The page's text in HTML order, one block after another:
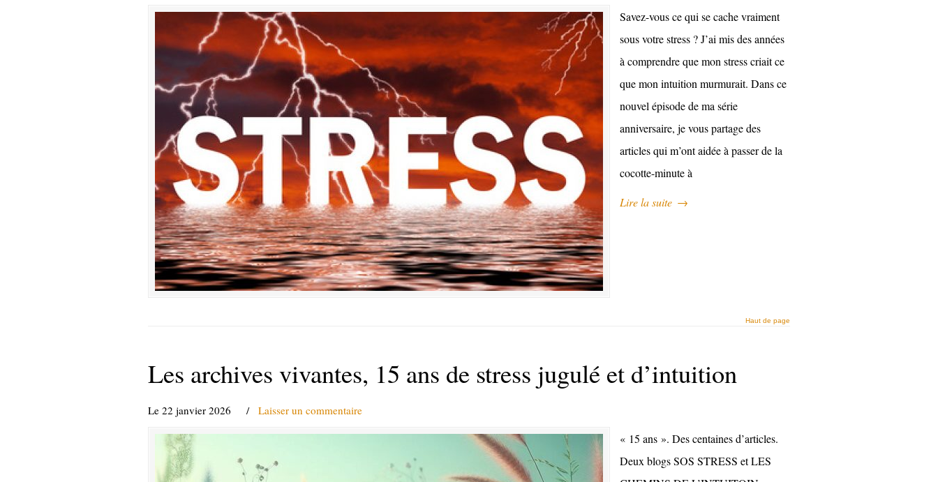
Savez-vous ce qui se cache vraiment
sous votre stress ? J’ai mis des années
à comprendre que mon stress criait ce
que mon intuition murmurait. Dans ce
nouvel épisode de ma série
anniversaire, je vous partage des
articles qui m’ont aidée à passer de la
cocotte-minute à
Lire la suite →
Haut de page
Les archives vivantes, 15 ans de stress jugulé et d’intuition
Le 22 janvier 2026 / Laisser un commentaire
« 15 ans ». Des centaines d’articles.
Deux blogs SOS STRESS et LES